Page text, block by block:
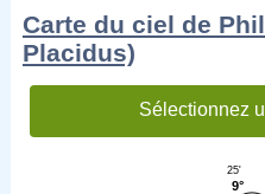
Carte du ciel de
Placidus)
Sélectionnez
9°
25'